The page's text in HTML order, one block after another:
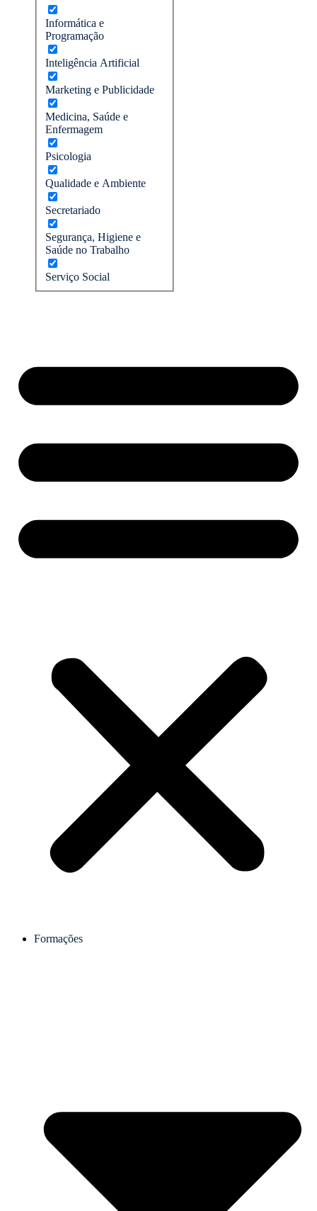
Informática e
Programação
Inteligência Artificial
Marketing e Publicidade
Medicina, Saúde e
Enfermagem
Psicologia
Qualidade e Ambiente
Secretariado
Segurança, Higiene e
Saúde no Trabalho
Serviço Social
Formações